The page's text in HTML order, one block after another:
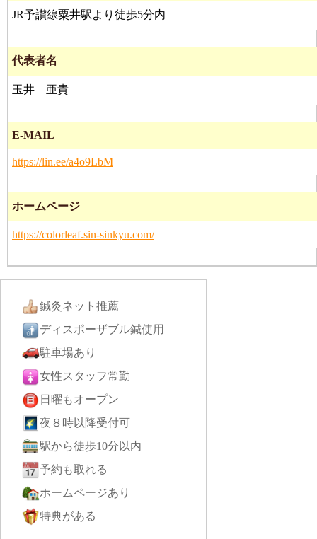
JR予讃線粟井駅より徒歩5分内
代表者名
玉井 亜貴
E-MAIL
https://lin.ee/a4o9LbM
ホームページ
https://colorleaf.sin-sinkyu.com/
鍼灸ネット推薦
ディスポーザブル鍼使用
駐車場あり
女性スタッフ常勤
日曜もオープン
夜８時以降受付可
駅から徒歩10分以内
予約も取れる
ホームページあり
特典がある